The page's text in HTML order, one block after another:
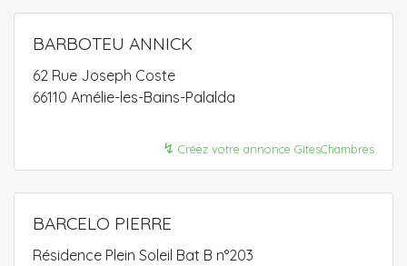
BARBOTEU ANNICK
62 Rue Joseph Coste
66110 Amélie-les-Bains-Palalda
↯ Créez votre annonce GitesChambres
BARCELO PIERRE
Résidence Plein Soleil Bat B n°203